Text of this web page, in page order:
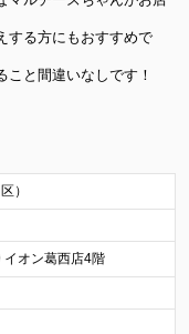
する方にもおすすめで
と間違いなしです！
）
オン葛西店4階